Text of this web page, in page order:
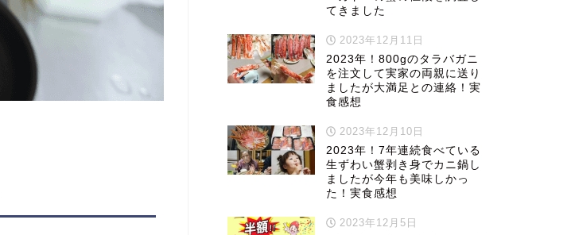
てきました
2023年12月11日
2023年！800gのタラバガニ
を注文して実家の両親に送り
ましたが大満足との連絡！実
食感想
2023年12月10日
2023年！7年連続食べている
生ずわい蟹剥き身でカニ鍋し
ましたが今年も美味しかっ
た！実食感想
2023年12月5日